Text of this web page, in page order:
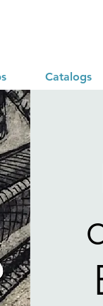
Catalogs